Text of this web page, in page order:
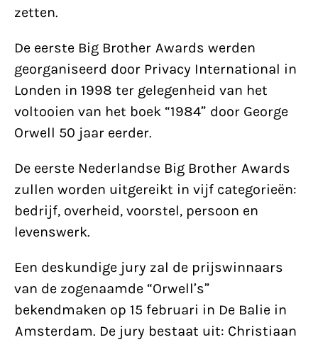
zetten.
De eerste Big Brother Awards werden
georganiseerd door Privacy International in
Londen in 1998 ter gelegenheid van het
voltooien van het boek “1984” door George
Orwell 50 jaar eerder.
De eerste Nederlandse Big Brother Awards
zullen worden uitgereikt in vijf categorieën:
bedrijf, overheid, voorstel, persoon en
levenswerk.
Een deskundige jury zal de prijswinnaars
van de zogenaamde “Orwell’s”
bekendmaken op 15 februari in De Balie in
Amsterdam. De jury bestaat uit: Christiaan